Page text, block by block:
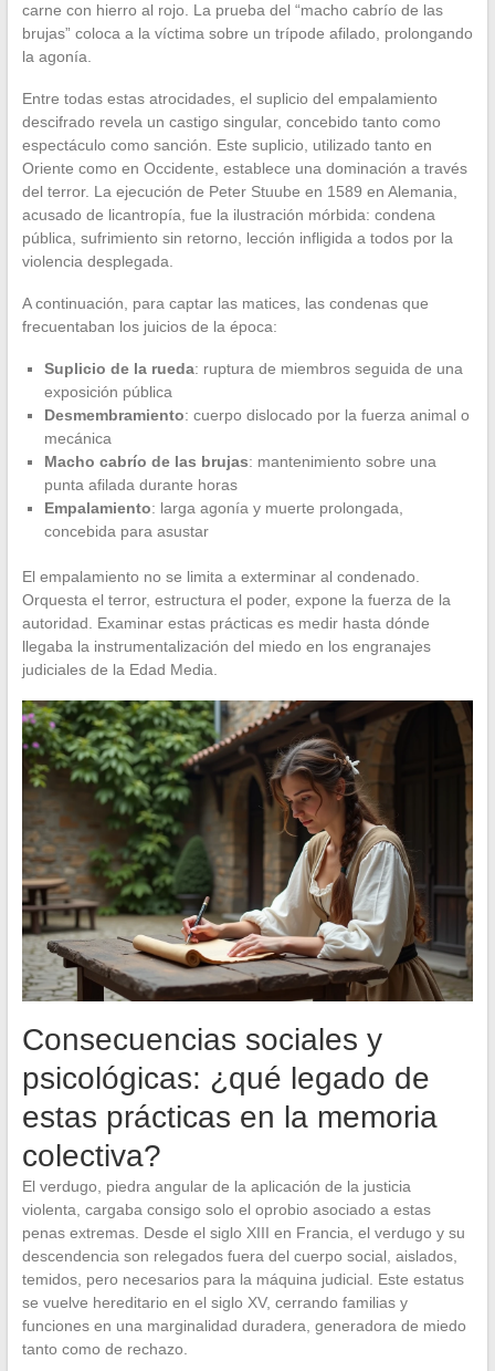
carne con hierro al rojo. La prueba del “macho cabrío de las
brujas” coloca a la víctima sobre un trípode afilado, prolongando
la agonía.
Entre todas estas atrocidades, el suplicio del empalamiento
descifrado revela un castigo singular, concebido tanto como
espectáculo como sanción. Este suplicio, utilizado tanto en
Oriente como en Occidente, establece una dominación a través
del terror. La ejecución de Peter Stuube en 1589 en Alemania,
acusado de licantropía, fue la ilustración mórbida: condena
pública, sufrimiento sin retorno, lección infligida a todos por la
violencia desplegada.
A continuación, para captar las matices, las condenas que
frecuentaban los juicios de la época:
Suplicio de la rueda: ruptura de miembros seguida de una
exposición pública
Desmembramiento: cuerpo dislocado por la fuerza animal o
mecánica
Macho cabrío de las brujas: mantenimiento sobre una
punta afilada durante horas
Empalamiento: larga agonía y muerte prolongada,
concebida para asustar
El empalamiento no se limita a exterminar al condenado.
Orquesta el terror, estructura el poder, expone la fuerza de la
autoridad. Examinar estas prácticas es medir hasta dónde
llegaba la instrumentalización del miedo en los engranajes
judiciales de la Edad Media.
Consecuencias sociales y
psicológicas: ¿qué legado de
estas prácticas en la memoria
colectiva?
El verdugo, piedra angular de la aplicación de la justicia
violenta, cargaba consigo solo el oprobio asociado a estas
penas extremas. Desde el siglo XIII en Francia, el verdugo y su
descendencia son relegados fuera del cuerpo social, aislados,
temidos, pero necesarios para la máquina judicial. Este estatus
se vuelve hereditario en el siglo XV, cerrando familias y
funciones en una marginalidad duradera, generadora de miedo
tanto como de rechazo.